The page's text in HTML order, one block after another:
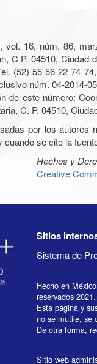
, vol. 16, núm. 86,
C.P. 04510,
(52) 55 56 22 74 74,
núm. 04-2014-
de este número:
C. P. 04510,
por los autores
cuando se cite la
Hechos y
Creative
Sitios
Sistema de
Hecho en
reservados 2021.
Esta página y
no se mutile, se
De otra forma,
Sitio web